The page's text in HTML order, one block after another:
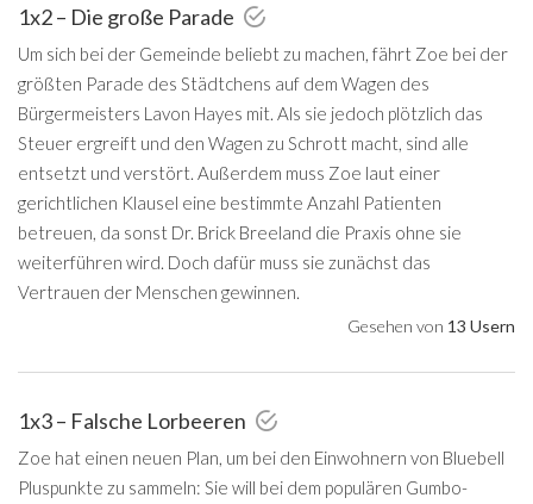
1x2 – Die große Parade
Um sich bei der Gemeinde beliebt zu machen, fährt Zoe bei der
größten Parade des Städtchens auf dem Wagen des
Bürgermeisters Lavon Hayes mit. Als sie jedoch plötzlich das
Steuer ergreift und den Wagen zu Schrott macht, sind alle
entsetzt und verstört. Außerdem muss Zoe laut einer
gerichtlichen Klausel eine bestimmte Anzahl Patienten
betreuen, da sonst Dr. Brick Breeland die Praxis ohne sie
weiterführen wird. Doch dafür muss sie zunächst das
Vertrauen der Menschen gewinnen.
Gesehen von 13 Usern
1x3 – Falsche Lorbeeren
Zoe hat einen neuen Plan, um bei den Einwohnern von Bluebell
Pluspunkte zu sammeln: Sie will bei dem populären Gumbo-